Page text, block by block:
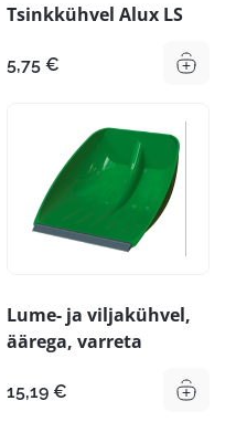
Tsinkkühvel Alux LS
5,75 €
Lume- ja viljakühvel,
äärega, varreta
15,19 €